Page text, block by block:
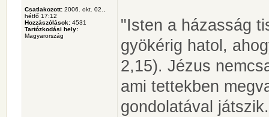
Csatlakozott: 2006. okt. 02.,
hétfő 17:12
Hozzászólások: 4531
Tartózkodási hely:
Magyarország
"Isten a házasság
gyökérig hatol,
2,15). Jézus
ami tettekben
gondolatával